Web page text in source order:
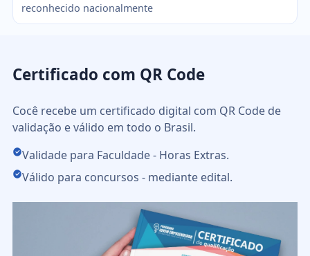
reconhecido nacionalmente
Certificado com QR Code
Cocê recebe um certificado digital com QR Code de
validação e válido em todo o Brasil.
Validade para Faculdade - Horas Extras.
Válido para concursos - mediante edital.